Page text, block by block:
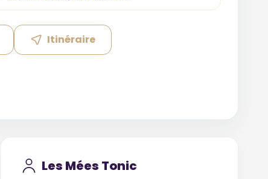
Itinéraire
Les Mées Tonic